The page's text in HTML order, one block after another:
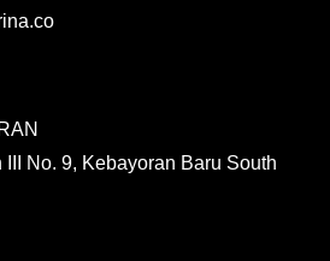
III No. 9, Kebayoran Baru South